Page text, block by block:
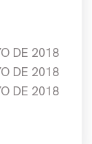
DE 2018
DE 2018
DE 2018